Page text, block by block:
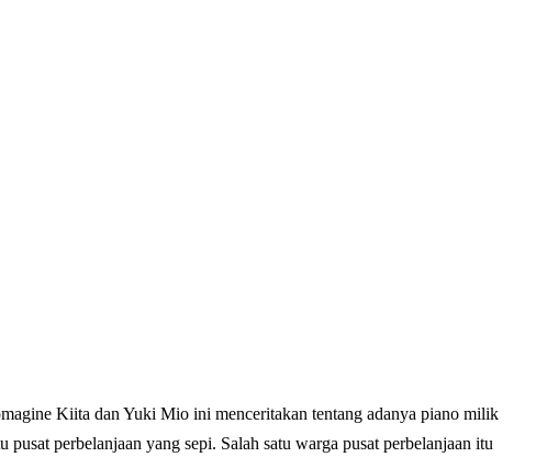
Kiita dan Yuki Mio ini menceritakan tentang adanya piano milik
pusat perbelanjaan yang sepi. Salah satu warga pusat perbelanjaan itu